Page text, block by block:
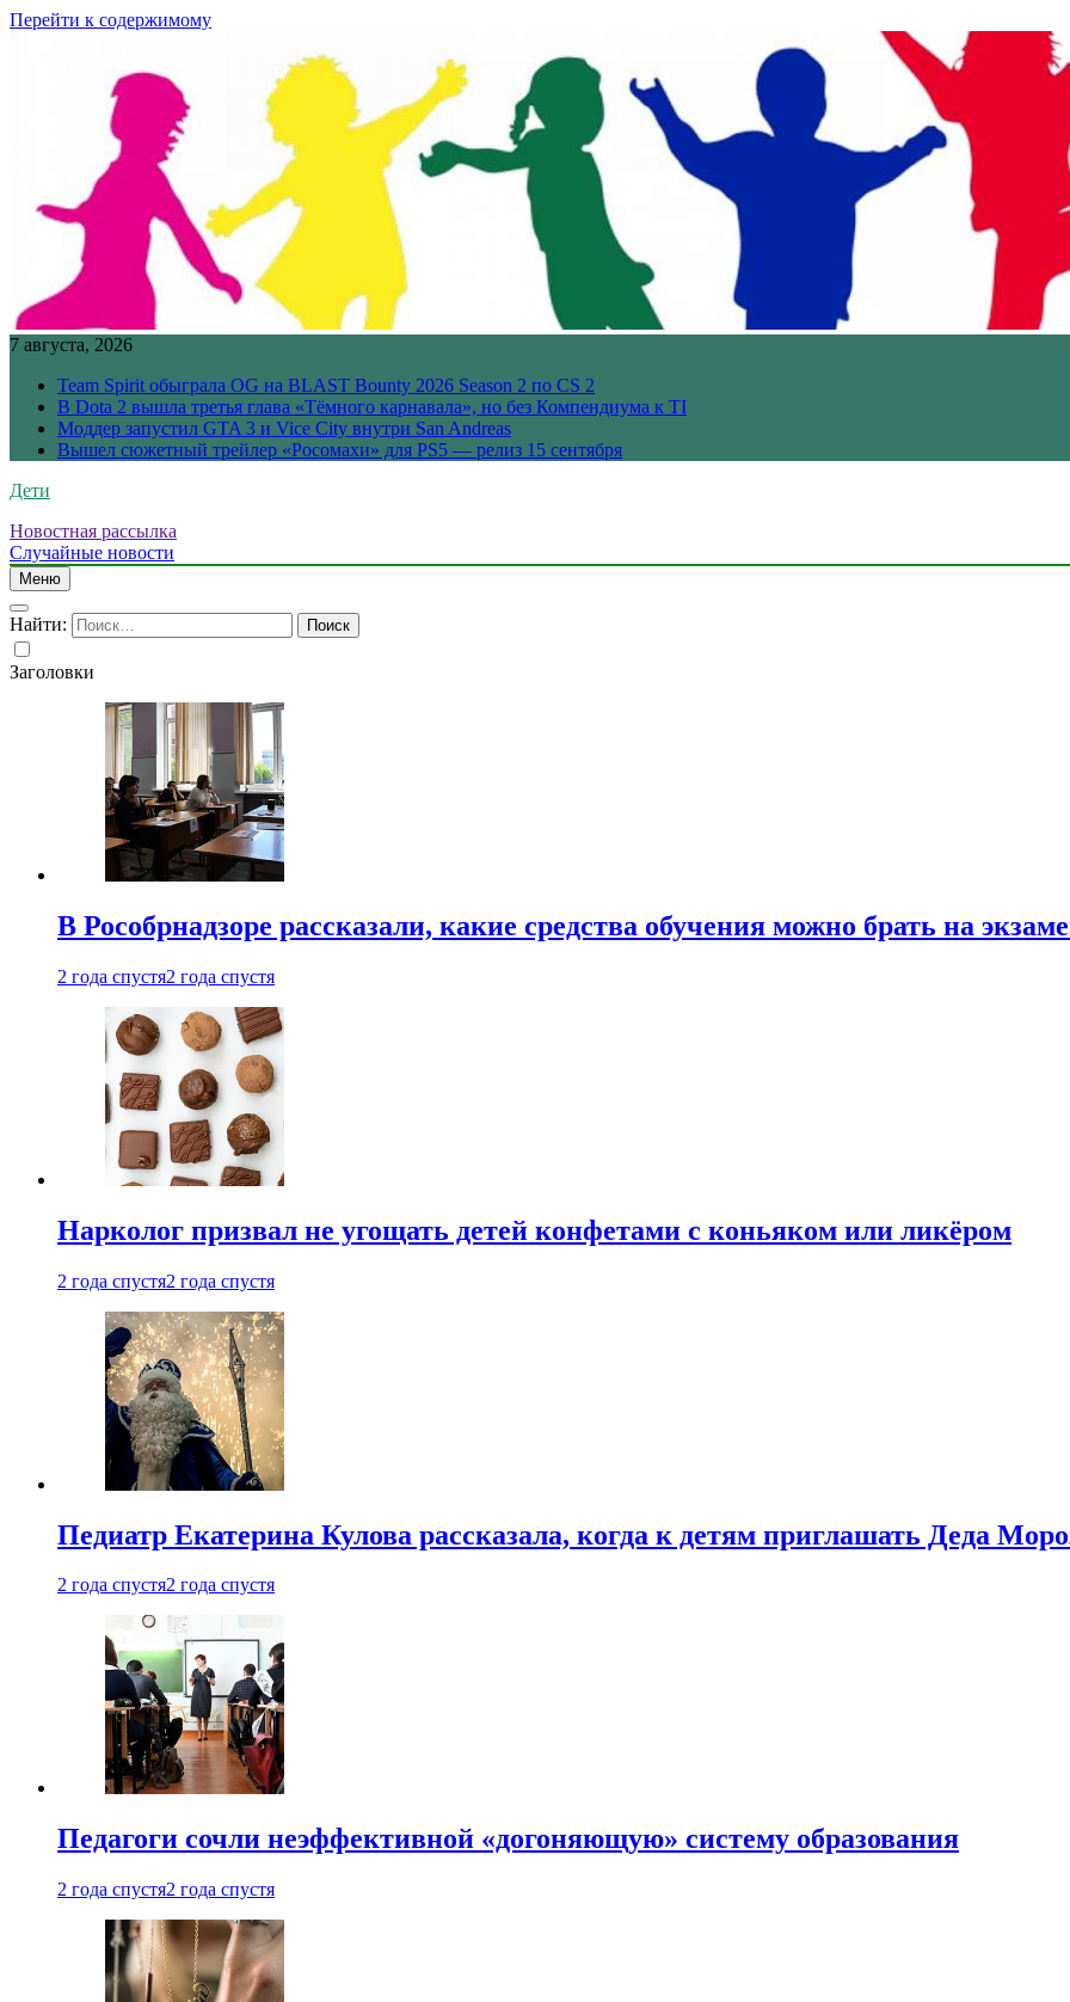
Перейти к содержимому
7 августа, 2026
Team Spirit обыграла OG на BLAST Bounty 2026 Season 2 по CS 2
В Dota 2 вышла третья глава «Тёмного карнавала», но без Компендиума к TI
Моддер запустил GTA 3 и Vice City внутри San Andreas
Вышел сюжетный трейлер «Росомахи» для PS5 — релиз 15 сентября
Дети
Новостная рассылка
Случайные новости
Меню
Найти:
Заголовки
В Рособрнадзоре рассказали, какие средства обучения можно брать на
2 года спустя2 года спустя
Нарколог призвал не угощать детей конфетами с коньяком или ликёром
2 года спустя2 года спустя
Педиатр Екатерина Кулова рассказала, когда к детям приглашать Деда
2 года спустя2 года спустя
Педагоги сочли неэффективной «догоняющую» систему образования
2 года спустя2 года спустя